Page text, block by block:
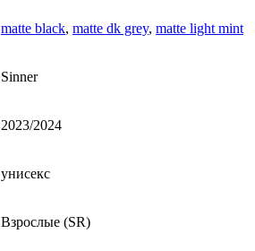
matte black, matte dk grey, matte light mint
Sinner
2023/2024
унисекс
Взрослые (SR)